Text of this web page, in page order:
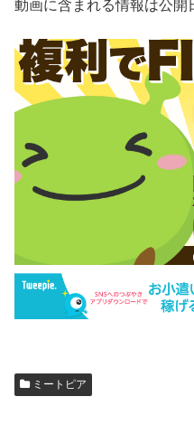
動画に含まれる情報は公開
ミートピア